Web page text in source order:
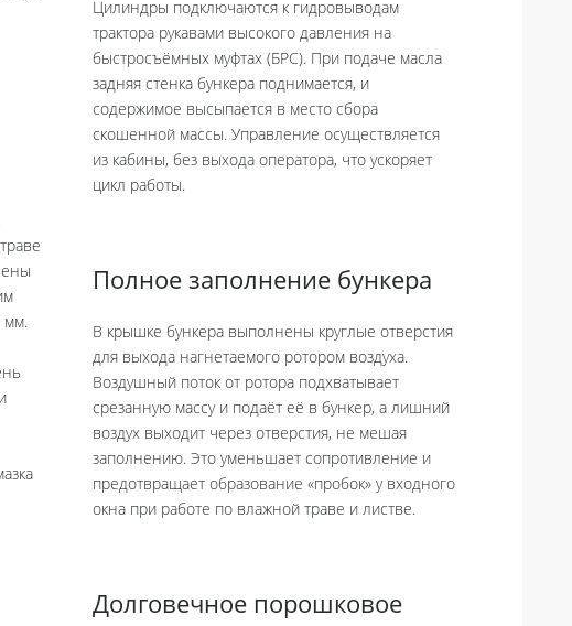
мм.
Цилиндры подключаются к гидровыводам
трактора рукавами высокого давления на
быстросъёмных муфтах (БРС). При подаче масла
задняя стенка бункера поднимается, и
содержимое высыпается в место сбора
скошенной массы. Управление осуществляется
из кабины, без выхода оператора, что ускоряет
цикл работы.
Полное заполнение бункера
В крышке бункера выполнены круглые отверстия
для выхода нагнетаемого ротором воздуха.
Воздушный поток от ротора подхватывает
срезанную массу и подаёт её в бункер, а лишний
воздух выходит через отверстия, не мешая
заполнению. Это уменьшает сопротивление и
предотвращает образование «пробок» у входного
окна при работе по влажной траве и листве.
Долговечное порошковое